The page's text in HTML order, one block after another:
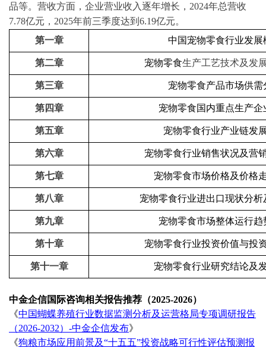
品等。营收方面， 企业营业收入逐年增长， 2024年总营收
7.78亿元，2025年前三季度达到6.19亿元。
第一章
中国宠物零食行业发展
第二章 宠物零食生产工艺技术及发
第三章 宠物零食产品市场供需
第四章 宠物零食国内重点生产企
第五章 宠物零食行业产业链发
第六章 宠物零食行业销售状况及营
第七章 宠物零食市场价格及价格
第八章 宠物零食行业进出口现状分析
第九章 宠物零食市场整体运行趋
第十章 宠物零食行业投资价值与投
第十一章 宠物零食行业研究结论及
中金企信国际咨询相关报告推荐（2025-2026）
《中国蝴蝶养殖行业数据监测分析及运营格局专项调研报告
（2026-2032）-中金企信发布》
《狗粮市场应用前景及“十五五”投资战略可行性评估预测报